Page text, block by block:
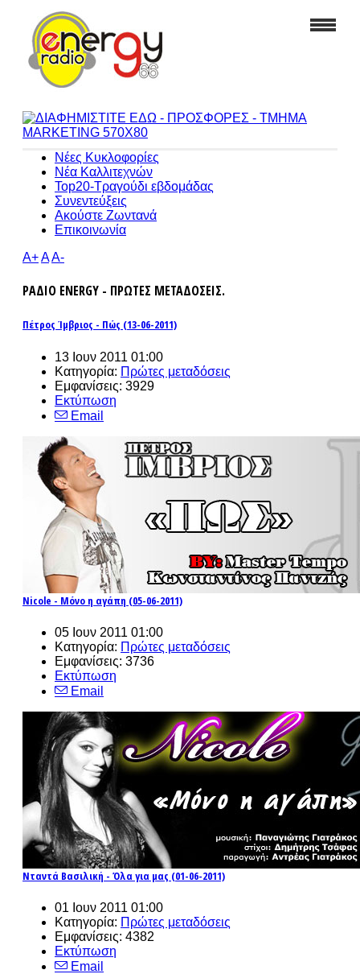
Νέες Κυκλοφορίες
Νέα Καλλιτεχνών
Top20-Τραγούδι εβδομάδας
Συνεντεύξεις
Ακούστε Ζωντανά
Επικοινωνία
A+AA-
ΡΑΔΙΟ ENERGY - ΠΡΩΤΕΣ ΜΕΤΑΔΟΣΕΙΣ.
Πέτρος Ίμβριος - Πώς (13-06-2011)
13 Ιουν 2011 01:00
Κατηγορία: Πρώτες μεταδόσεις
Εμφανίσεις: 3929
Εκτύπωση
Email
Nicole - Μόνο η αγάπη (05-06-2011)
05 Ιουν 2011 01:00
Κατηγορία: Πρώτες μεταδόσεις
Εμφανίσεις: 3736
Εκτύπωση
Email
Νταντά Βασιλική - Όλα για μας (01-06-2011)
01 Ιουν 2011 01:00
Κατηγορία: Πρώτες μεταδόσεις
Εμφανίσεις: 4382
Εκτύπωση
Email